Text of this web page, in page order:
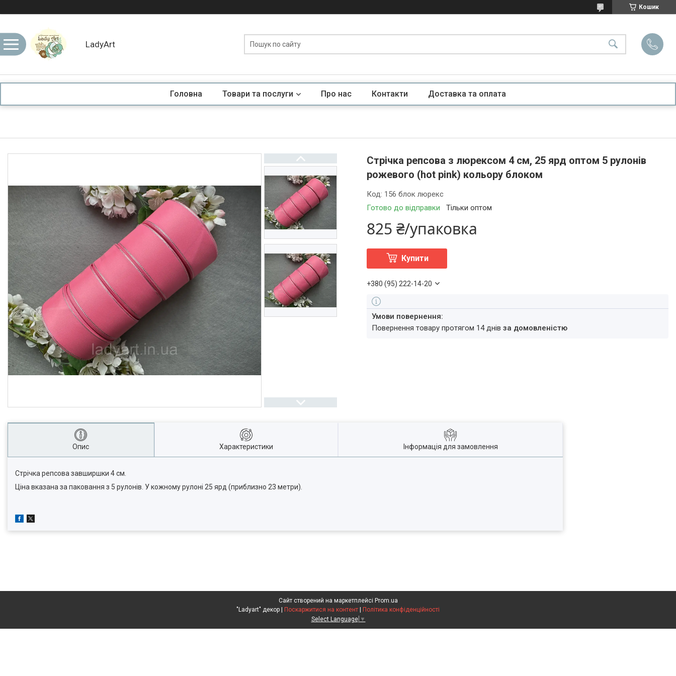
Кошик
LadyArt
Головна Товари та послуги Про нас Контакти Доставка та оплата
Стрічка репсова з люрексом 4 см, 25 ярд оптом 5 рулонів
рожевого (hot pink) кольору блоком
Готово до відправки Тільки оптом
Код: 156 блок люрекс
825 ₴/упаковка
Купити
+380 (95) 222-14-20
повернення товару протягом 14 днівза домовленістю
Опис Характеристики Інформація для замовлення
Стрічка репсова завширшки 4 см.
Ціна вказана за паковання з 5 рулонів. У кожному рулоні 25 ярд (приблизно 23 метри).
Сайт створений на маркетплейсі Prom.ua
Поскаржитися на контент
Політика конфіденційності
Select Language ▼